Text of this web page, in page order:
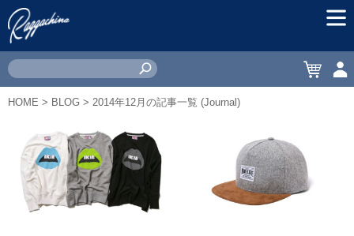
HOME > BLOG > 2014年12月の記事一覧 (Journal)